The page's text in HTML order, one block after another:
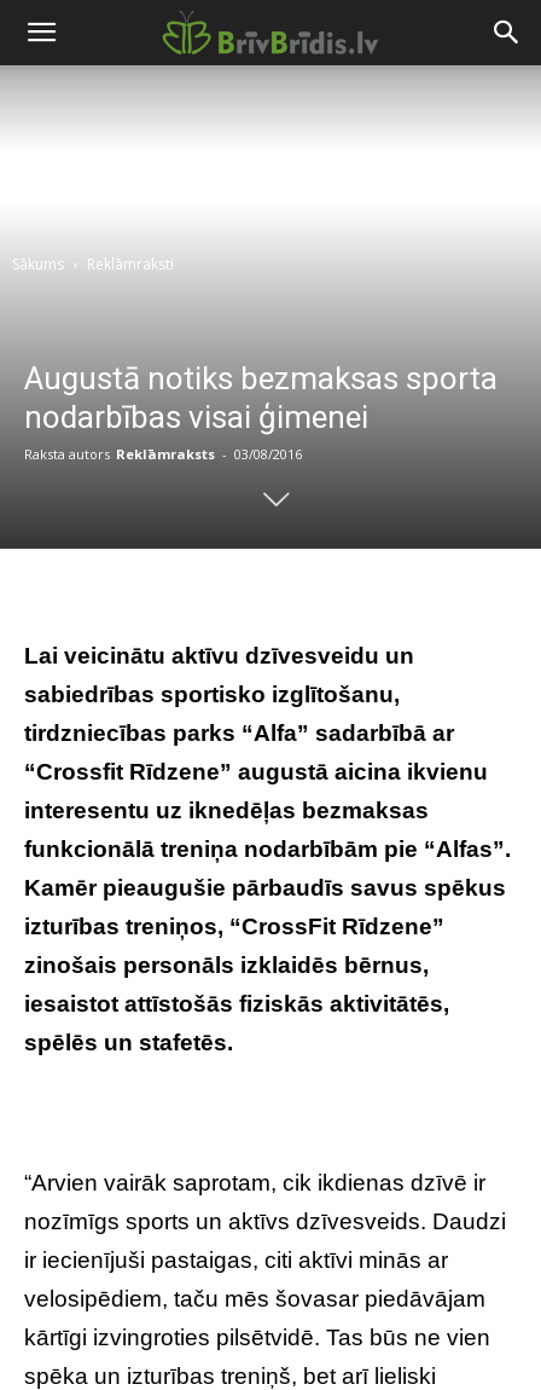
Sākums Reklāmraksti
Augustā notiks bezmaksas sporta
nodarbības visai ģimenei
Raksta autors Reklāmraksts - 03/08/2016
Lai veicinātu aktīvu dzīvesveidu un
sabiedrības sportisko izglītošanu,
tirdzniecības parks “Alfa” sadarbībā ar
“Crossfit Rīdzene” augustā aicina ikvienu
interesentu uz iknedēļas bezmaksas
funkcionālā treniņa nodarbībām pie “Alfas”.
Kamēr pieaugušie pārbaudīs savus spēkus
izturības treniņos, “CrossFit Rīdzene”
zinošais personāls izklaidēs bērnus,
iesaistot attīstošās fiziskās aktivitātēs,
spēlēs un stafetēs.
“Arvien vairāk saprotam, cik ikdienas dzīvē ir
nozīmīgs sports un aktīvs dzīvesveids. Daudzi
ir iecienījuši pastaigas, citi aktīvi minās ar
velosipēdiem, taču mēs šovasar piedāvājam
kārtīgi izvingroties pilsētvidē. Tas būs ne vien
spēka un izturības treniņš, bet arī lieliski